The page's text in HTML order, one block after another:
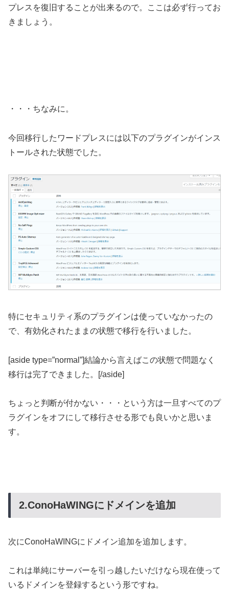
プレスを復旧することが出来るので。ここは必ず行ってお
きましょう。
・・・ちなみに。
今回移行したワードプレスには以下のプラグインがインス
トールされた状態でした。
特にセキュリティ系のプラグインは使っていなかったの
で、有効化されたままの状態で移行を行いました。
[aside type=”normal”]結論から言えばこの状態で問題なく
移行は完了できました。[/aside]
ちょっと判断が付かない・・・という方は一旦すべてのプ
ラグインをオフにして移行させる形でも良いかと思いま
す。
2.ConoHaWINGにドメインを追加
次にConoHaWINGにドメイン追加を追加します。
これは単純にサーバーを引っ越したいだけなら現在使って
いるドメインを登録するという形ですね。